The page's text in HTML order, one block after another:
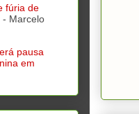
fúria de
- Marcelo
pausa
em